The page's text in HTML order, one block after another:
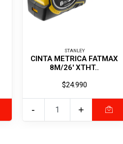
STANLEY
CINTA METRICA FATMAX
8M/26' XTHT..
$24.990
+
-